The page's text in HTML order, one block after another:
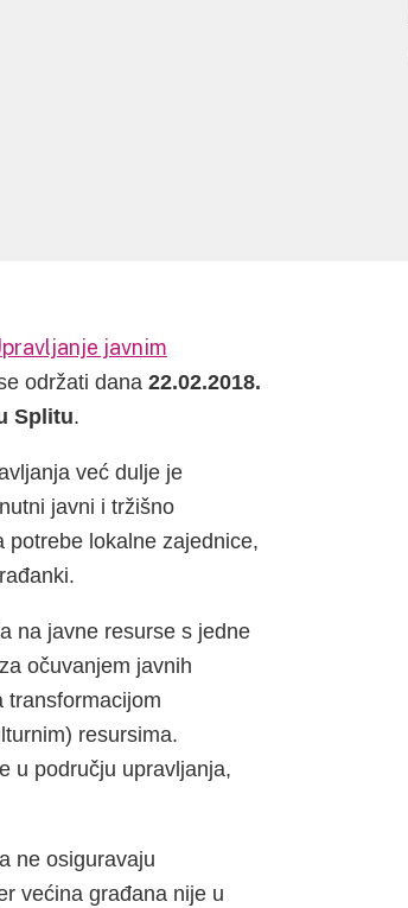
javnim
održati dana 22.02.2018.
Splitu.
već dulje je
javni i tržišno
potrebe lokalne zajednice,
na javne resurse s jedne
očuvanjem javnih
transformacijom
resursima.
u području upravljanja,
ne osiguravaju
većina građana nije u